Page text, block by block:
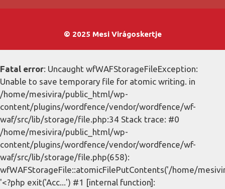
© 2025 Mesi Virágoskertje
Fatal error: Uncaught wfWAFStorageFileException:
Unable to save temporary file for atomic writing. in
/home/mesivira/public_html/wp-
content/plugins/wordfence/vendor/wordfence/wf-
waf/src/lib/storage/file.php:34 Stack trace: #0
/home/mesivira/public_html/wp-
content/plugins/wordfence/vendor/wordfence/wf-
waf/src/lib/storage/file.php(658):
wfWAFStorageFile::atomicFilePutContents('/home/
'<?php exit('Acc...') #1 [internal function]: